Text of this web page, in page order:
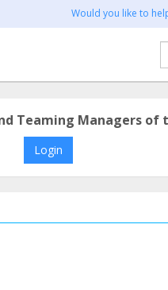
Would you like to
Teaming Managers of
Login